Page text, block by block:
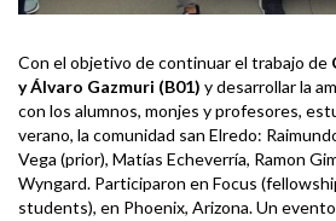
Con el objetivo de continuar el trabajo de
yÁlvaro Gazmuri (B01) y desarrollar la
con los alumnos, monjes y profesores,
verano, la comunidad san Elredo:
Vega (prior), Matías Echeverría, Ramon
Wyngard. Participaron en Focus
students), en Phoenix, Arizona. Un